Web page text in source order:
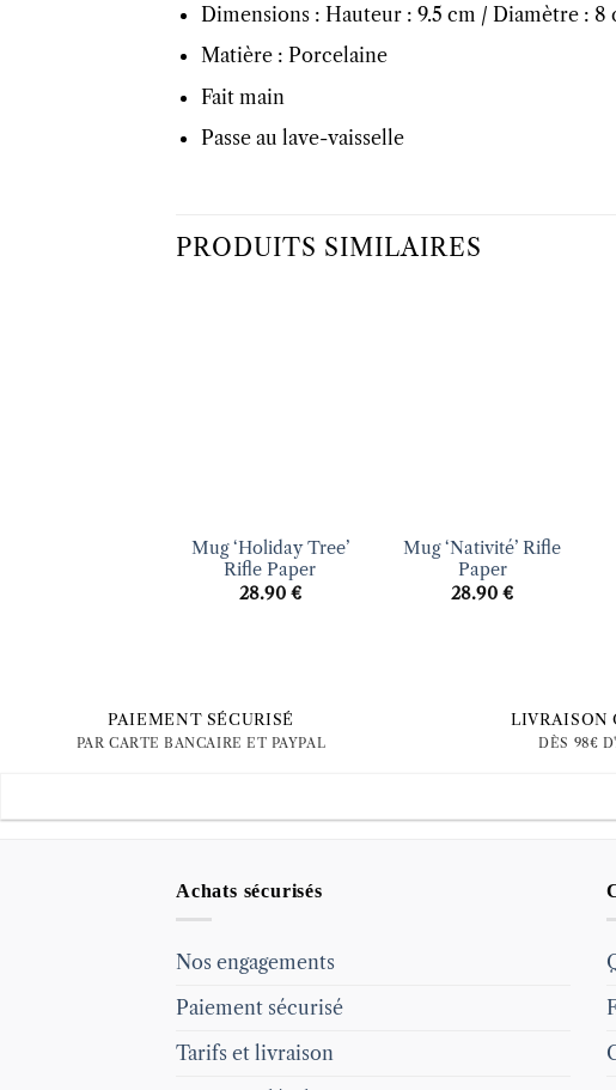
Dimensions : Hauteur : 9.5 cm / Diamètre : 8
Matière : Porcelaine
Fait main
Passe au lave-vaisselle
PRODUITS SIMILAIRES
Mug ‘Holiday Tree’
Rifle Paper
28.90 €
Mug ‘Nativité’ Rifle
Paper
28.90€
PAIEMENT SÉCURISÉ
PAR CARTE BANCAIRE ET PAYPAL
LIVRAISON
DÈS 98€
Achats sécurisés
Nos engagements
Paiement sécurisé
Tarifs et livraison